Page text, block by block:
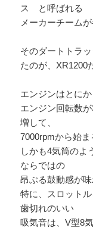
ス と呼ばれる
メーカーチーム
そのダートトラ
たのが、XR1200
エンジンはとにか
エンジン回転数
増して、
7000rpmから始ま
しかも4気筒のよ
ならではの
昂ぶる鼓動感が味
特に、スロット
歯切れのいい
吸気音は、V型8